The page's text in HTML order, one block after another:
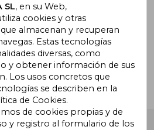
65, Nave 3 (08940),
SL, en su Web,
cookies y otras
almacenan y recuperan
Estas tecnologías
diversas, como
y obtener información de sus
Los usos concretos que
se describen en la
de Cookies.
de cookies propias y de
y registro al formulario de los